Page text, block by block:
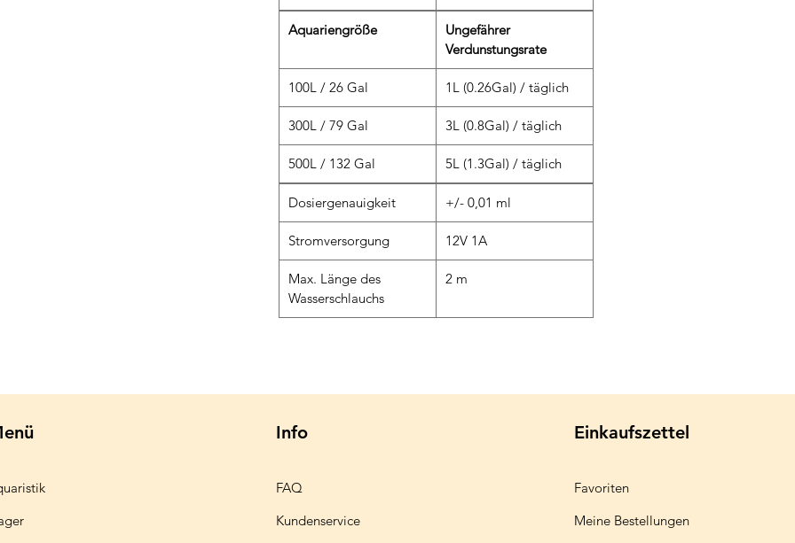
Aquariengröße
Ungefährer
Verdunstungsrate
100L / 26 Gal 1L (0.26Gal) / täglich
300L / 79 Gal 3L (0.8Gal) / täglich
500L / 132 Gal 5L (1.3Gal) / täglich
Dosiergenauigkeit +/- 0,01 ml
Stromversorgung 12V 1A
Max. Länge des
Wasserschlauchs
2 m
Info
FAQ
Kundenservice
Einkaufszettel
Favoriten
Meine Bestellungen